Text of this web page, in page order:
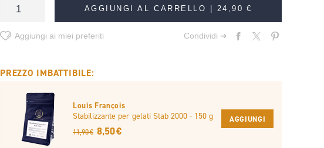
AGGIUNGI AL CARRELLO | 24,90 €
Aggiungi ai miei preferiti Condividi ➔
PREZZO IMBATTIBILE:
Louis François
Stabilizzante per gelati Stab 2000 - 150 g
11,90 € 8,50 €
AGGIUNGI